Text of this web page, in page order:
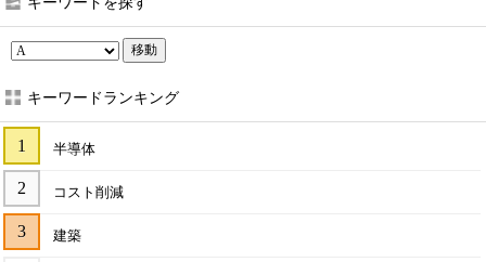
移動
キーワードランキング
半導体
コスト削減
建築